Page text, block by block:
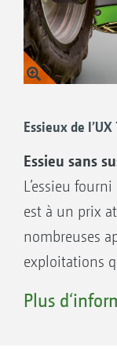
m – deux
en
Essieu
largeur de
Suspension
avec
l’UX 4201
Direction
Essieux de
Essieu sans
L’essieu
est à un prix
nombreuses
exploitations
de temps sur
Plus